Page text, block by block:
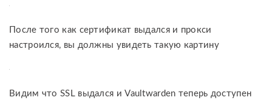
После того как сертификат выдался и прокси
настроился, вы должны увидеть такую картину
Видим что SSL выдался и Vaultwarden теперь доступен